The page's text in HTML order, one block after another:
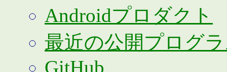
Androidプロダクト
最近の公開プログ
GitHub